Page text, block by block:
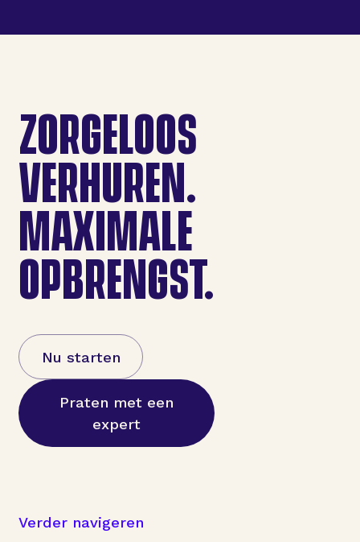
ZORGELOOS
VERHUREN.
MAXIMALE
OPBRENGST.
Nu starten
Praten met een
expert
Verder navigeren